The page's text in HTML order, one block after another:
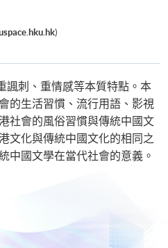
)
諷刺、重情感等本質特點。本
的生活習慣、流行用語、影視
社會的風俗習慣與傳統中國文
文化與傳統中國文化的相同之
中國文學在當代社會的意義。